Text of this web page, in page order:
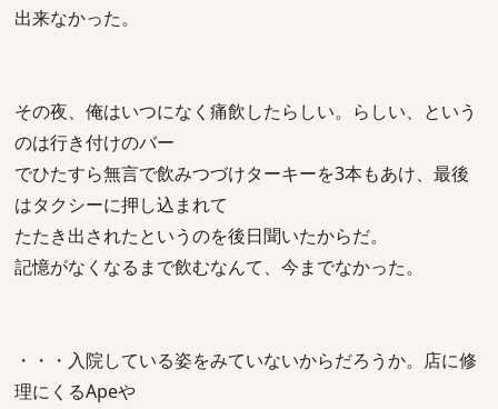
出来なかった。
その夜、俺はいつになく痛飲したらしい。らしい、という
のは行き付けのバー
でひたすら無言で飲みつづけターキーを3本もあけ、最後
はタクシーに押し込まれて
たたき出されたというのを後日聞いたからだ。
記憶がなくなるまで飲むなんて、今までなかった。
・・・入院している姿をみていないからだろうか。店に修
理にくるApeや